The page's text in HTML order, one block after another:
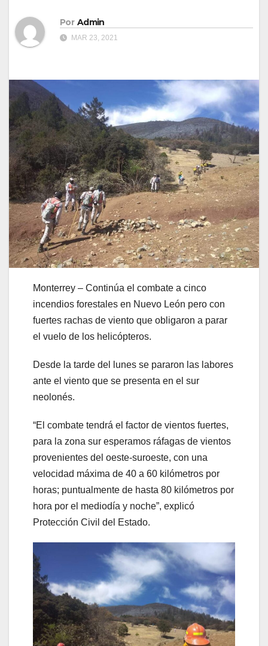
Por Admin
MAR 23, 2021
Monterrey – Continúa el combate a cinco
incendios forestales en Nuevo León pero con
fuertes rachas de viento que obligaron a parar
el vuelo de los helicópteros.
Desde la tarde del lunes se pararon las labores
ante el viento que se presenta en el sur
neolonés.
“El combate tendrá el factor de vientos fuertes,
para la zona sur esperamos ráfagas de vientos
provenientes del oeste-suroeste, con una
velocidad máxima de 40 a 60 kilómetros por
horas; puntualmente de hasta 80 kilómetros por
hora por el mediodía y noche”, explicó
Protección Civil del Estado.